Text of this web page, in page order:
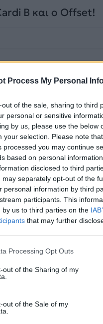
Process My Personal
out of the sale, sharing to third
personal or sensitive
by us, please use the below
your selection. Please note
processed you may continue
based on personal
disclosed to third
may separately opt-out of the
personal information by third
participants. This
by us to third parties on the
that may further
Processing Opt Outs
out of the Sharing of my
out of the Sale of my
B και ο Offset!
μια
φωτογραφία